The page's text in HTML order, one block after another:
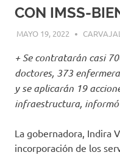
CON IMSS-
MAYO 19, 2022
+ Se contratarán casi
doctores, 373
y se aplicarán 19
infraestructura,
La gobernadora, Indira
incorporación de los